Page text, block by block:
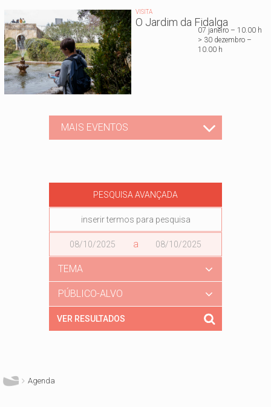
VISITA
O Jardim da Fidalga
07 janeiro – 10.00 h
> 30 dezembro –
10.00 h
MAIS EVENTOS
PESQUISA AVANÇADA
a
Data
TEMA
PÚBLICO-ALVO
Agenda